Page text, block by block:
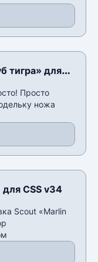
тигра» для
Просто
ножа
CSS v34
Scout «Marlin